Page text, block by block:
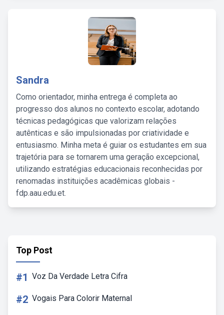
Sandra
Como orientador, minha entrega é completa ao
progresso dos alunos no contexto escolar, adotando
técnicas pedagógicas que valorizam relações
autênticas e são impulsionadas por criatividade e
entusiasmo. Minha meta é guiar os estudantes em sua
trajetória para se tornarem uma geração excepcional,
utilizando estratégias educacionais reconhecidas por
renomadas instituições acadêmicas globais -
fdp.aau.edu.et.
Top Post
#1 Voz Da Verdade Letra Cifra
#2 Vogais Para Colorir Maternal